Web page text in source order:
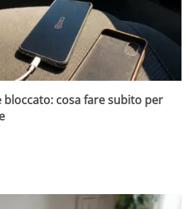
cosa fare subito per